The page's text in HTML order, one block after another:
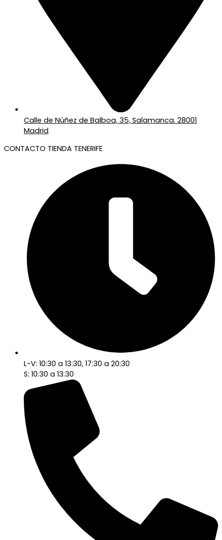
Calle de Núñez de Balboa, 35, Salamanca. 28001
Madrid
CONTACTO TIENDA TENERIFE
L-V: 10:30 a 13:30, 17:30 a 20:30
S: 10:30 a 13:30